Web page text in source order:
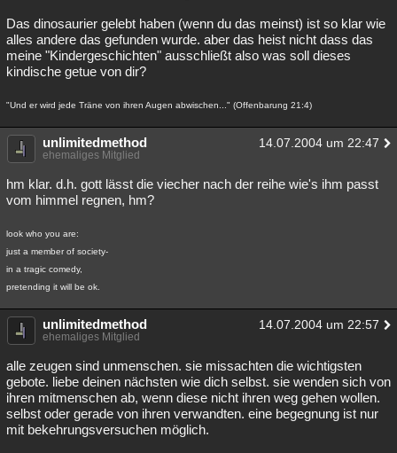
Das dinosaurier gelebt haben (wenn du das meinst) ist so klar wie
alles andere das gefunden wurde. aber das heist nicht dass das
meine "Kindergeschichten" ausschließt also was soll dieses
kindische getue von dir?
"Und er wird jede Träne von ihren Augen abwischen..." (Offenbarung 21:4)
unlimitedmethod 14.07.2004 um 22:47
ehemaliges Mitglied
hm klar. d.h. gott lässt die viecher nach der reihe wie's ihm passt
vom himmel regnen, hm?
look who you are:
just a member of society-
in a tragic comedy,
pretending it will be ok.
unlimitedmethod 14.07.2004 um 22:57
ehemaliges Mitglied
alle zeugen sind unmenschen. sie missachten die wichtigsten
gebote. liebe deinen nächsten wie dich selbst. sie wenden sich von
ihren mitmenschen ab, wenn diese nicht ihren weg gehen wollen.
selbst oder gerade von ihren verwandten. eine begegnung ist nur
mit bekehrungsversuchen möglich.